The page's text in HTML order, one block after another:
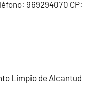
969294070 CP:
Limpio de Alcantud